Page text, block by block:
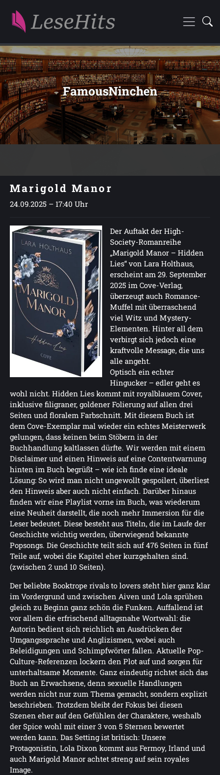
FamousNinchen
Marigold Manor
24.09.2025 – 17:40 Uhr
Der Auftakt der High-
Society-Romanreihe
„Marigold Manor – Hidden
Lies“ von Lara Holthaus,
erscheint am 29. September
2025 im Cove-Verlag,
überzeugt auch Romance-
Muffel mit überraschend
viel Witz und Mystery-
Elementen. Hinter all dem
verbirgt sich jedoch eine
kraftvolle Message, die uns
alle angeht.
Optisch ein echter
Hingucker – edler geht es
wohl nicht. Hidden Lies kommt mit royalblauem Cover,
inklusive filigraner, goldener Folierung auf allen drei
Seiten und floralem Farbschnitt. Mit diesem Buch ist
dem Cove-Exemplar mal wieder ein echtes Meisterwerk
gelungen, dass keinen beim Stöbern in der
Buchhandlung kaltlassen dürfte. Wir werden mit einem
Disclaimer und einen Hinweis auf eine Contentwarnung
hinten im Buch begrüßt – wie ich finde eine ideale
Lösung: So wird man nicht ungewollt gespoilert, überliest
den Hinweis aber auch nicht einfach. Darüber hinaus
finden wir eine Playlist vorne im Buch, was wiederum
eine Neuheit darstellt, die noch mehr Immersion für die
Leser bedeutet. Diese besteht aus Titeln, die im Laufe der
Geschichte wichtig werden, überwiegend bekannte
Popsongs. Die Geschichte teilt sich auf 476 Seiten in fünf
Teile auf, wobei die Kapitel eher kurzgehalten sind.
(zwischen 2 und 10 Seiten).
Der beliebte Booktrope rivals to lovers steht hier ganz klar
im Vordergrund und zwischen Aiven und Lola sprühen
gleich zu Beginn ganz schön die Funken. Auffallend ist
vor allem die erfrischend alltagsnahe Wortwahl: die
Autorin bedient sich reichlich an Ausdrücken der
Umgangssprache und Anglizismen, wobei auch
Beleidigungen und Schimpfwörter fallen. Aktuelle Pop-
Culture-Referenzen lockern den Plot auf und sorgen für
unterhaltsame Momente. Ganz eindeutig richtet sich das
Buch an Erwachsene, denn sexuelle Handlungen
werden nicht nur zum Thema gemacht, sondern explizit
beschrieben. Trotzdem bleibt der Fokus bei diesen
Szenen eher auf den Gefühlen der Charaktere, weshalb
der Spice wohl mit einer 3 von 5 Sternen bewertet
werden kann. Das Setting ist britisch: Unsere
Protagonistin, Lola Dixon kommt aus Fermoy, Irland und
auch Marigold Manor achtet streng auf sein royales
Image.